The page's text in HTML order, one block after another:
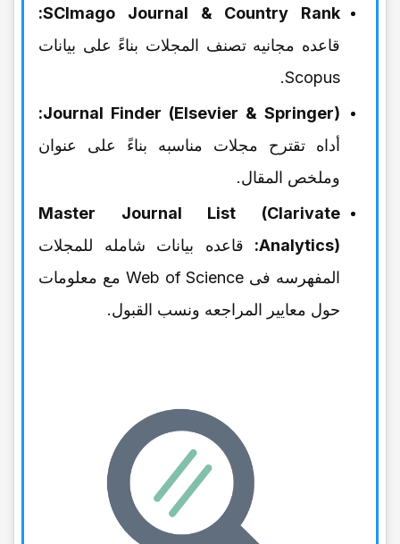
SCImago Journal & Country Rank:
قاعده مجانیه تصنف المجلات بناءً على بیانات
Scopus.
Journal Finder (Elsevier & Springer):
أداه تقترح مجلات مناسبه بناءً على عنوان
وملخص المقال.
Master Journal List (Clarivate
Analytics):
قاعده بیانات شامله للمجلات
المفهرسه فی Web of Science مع معلومات
حول معاییر المراجعه ونسب القبول.